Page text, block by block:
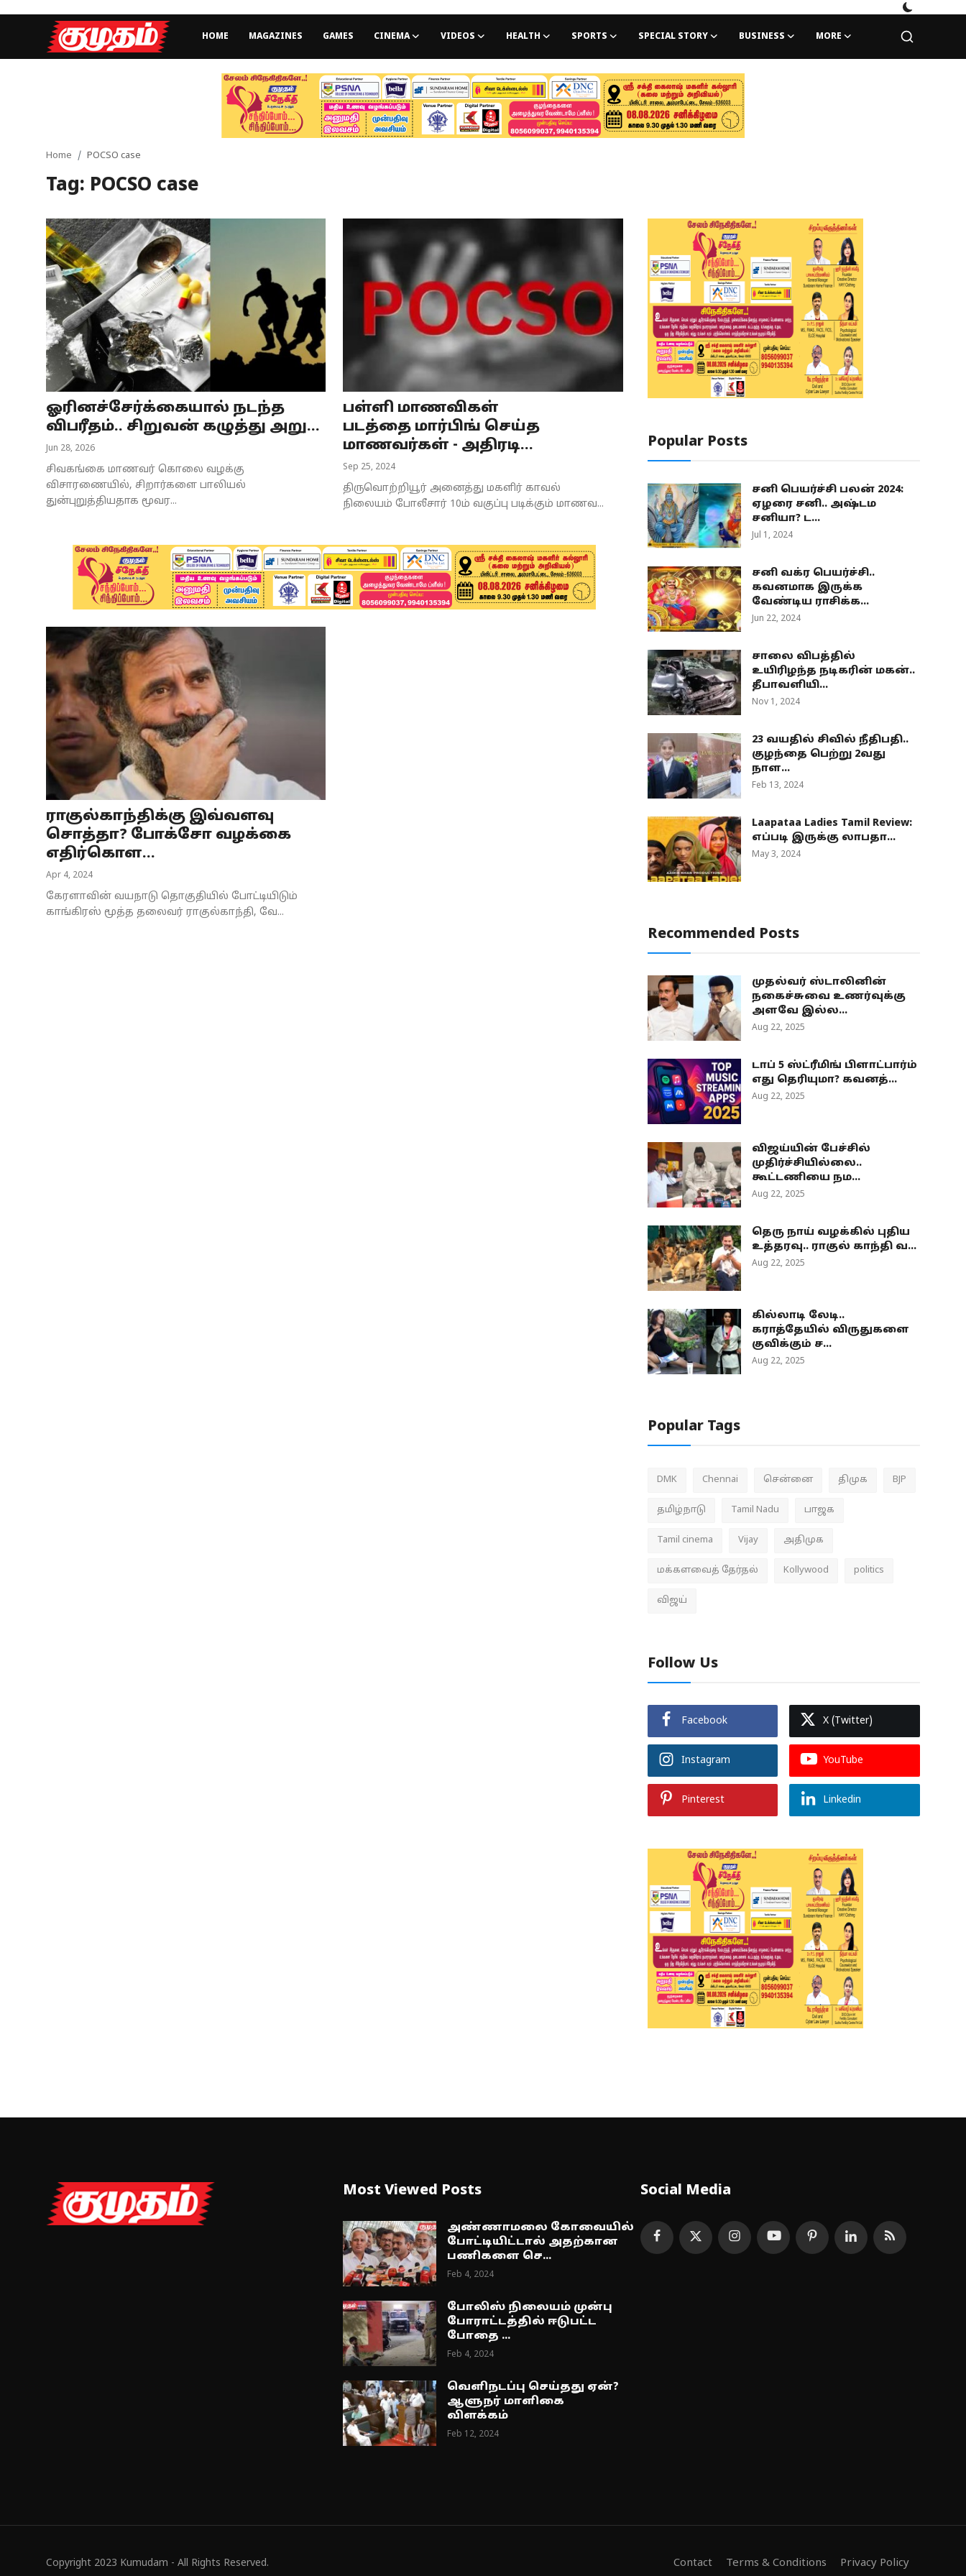
HOME MAGAZINES GAMES CINEMA VIDEOS HEALTH SPORTS SPECIAL STORY BUSINESS MORE
Games
Videos
Health
Special Story
Business
Tamilnadu
Astrology
Home POCSO case
Tag: POCSO case
ஓரினச்சேர்க்கையால் நடந்த
விபரீதம்.. சிறுவன் கழுத்து அறு...
Jun 28, 2026
சிவகங்கை மாணவர் கொலை வழக்கு
விசாரணையில், சிறார்களை பாலியல்
துன்புறுத்தியதாக மூவர...
பள்ளி மாணவிகள்
படத்தை மார்பிங் செய்த
மாணவர்கள் - அதிரடி...
Sep 25, 2024
திருவொற்றியூர் அனைத்து மகளிர் காவல்
நிலையம் போலீசார் 10ம் வகுப்பு படிக்கும் மாணவ...
ராகுல்காந்திக்கு இவ்வளவு
சொத்தா? போக்சோ வழக்கை
எதிர்கொள...
Apr 4, 2024
கேரளாவின் வயநாடு தொகுதியில் போட்டியிடும்
காங்கிரஸ் மூத்த தலைவர் ராகுல்காந்தி, வே...
Popular Posts
சனி பெயர்ச்சி பலன் 2024:
ஏழரை சனி.. அஷ்டம
சனியா? ட...
Jul 1, 2024
சனி வக்ர பெயர்ச்சி..
கவனமாக இருக்க
வேண்டிய ராசிக்க...
Jun 22, 2024
சாலை விபத்தில்
உயிரிழந்த நடிகரின் மகன்..
தீபாவளியி...
Nov 1, 2024
23 வயதில் சிவில் நீதிபதி..
குழந்தை பெற்று 2வது
நாள...
Feb 13, 2024
Laapataa Ladies Tamil Review:
எப்படி இருக்கு லாபதா...
May 3, 2024
Recommended Posts
முதல்வர் ஸ்டாலினின்
நகைச்சுவை உணர்வுக்கு
அளவே இல்ல...
Aug 22, 2025
டாப் 5 ஸ்ட்ரீமிங் பிளாட்பார்ம்
எது தெரியுமா? கவனத்...
Aug 22, 2025
விஜய்யின் பேச்சில்
முதிர்ச்சியில்லை..
கூட்டணியை நம...
Aug 22, 2025
தெரு நாய் வழக்கில் புதிய
உத்தரவு.. ராகுல் காந்தி வ...
Aug 22, 2025
கில்லாடி லேடி..
கராத்தேயில் விருதுகளை
குவிக்கும் ச...
Aug 22, 2025
Popular Tags
DMK Chennai சென்னை திமுக BJP
தமிழ்நாடு Tamil Nadu பாஜக
Tamil cinema Vijay அதிமுக
மக்களவைத் தேர்தல் Kollywood politics
விஜய்
Follow Us
Facebook X (Twitter)
Instagram YouTube
Pinterest Linkedin
Most Viewed Posts
அண்ணாமலை கோவையில்
போட்டியிட்டால் அதற்கான
பணிகளை செ...
Feb 4, 2024
போலிஸ் நிலையம் முன்பு
போராட்டத்தில் ஈடுபட்ட
போதை ...
Feb 4, 2024
வெளிநடப்பு செய்தது ஏன்?
ஆளுநர் மாளிகை
விளக்கம்
Feb 12, 2024
Social Media
Copyright 2023 Kumudam - All Rights Reserved. Contact Terms & Conditions Privacy Policy